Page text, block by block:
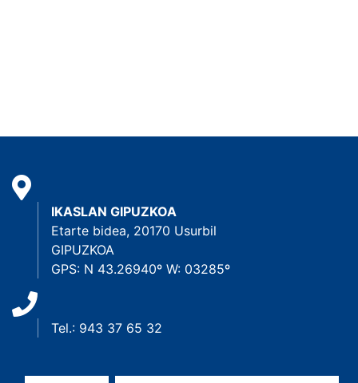
IKASLAN GIPUZKOA
Etarte bidea, 20170 Usurbil
GIPUZKOA
GPS: N 43.26940º W: 03285º
Tel.: 943 37 65 32